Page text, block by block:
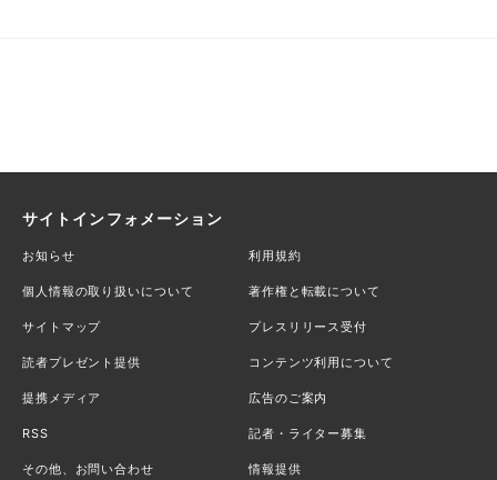
サイトインフォメーション
お知らせ 利用規約
個人情報の取り扱いについて 著作権と転載について
サイトマップ プレスリリース受付
読者プレゼント提供 コンテンツ利用について
提携メディア 広告のご案内
RSS 記者・ライター募集
その他、お問い合わせ 情報提供